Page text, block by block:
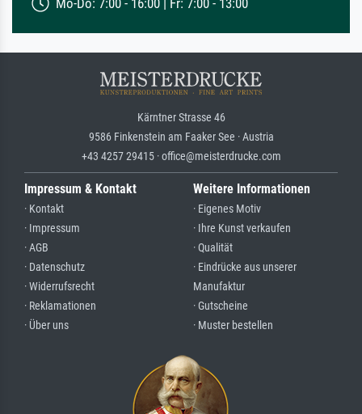
Mo-Do: 7:00 - 16:00 | Fr: 7:00 - 13:00
Kärntner Strasse 46
9586 Finkenstein am Faaker See · Austria
+43 4257 29415 · office@meisterdrucke.com
Impressum & Kontakt
· Kontakt
· Impressum
· AGB
· Datenschutz
· Widerrufsrecht
· Reklamationen
· Über uns
Weitere Informationen
· Eigenes Motiv
· Ihre Kunst verkaufen
· Qualität
· Eindrücke aus unserer
Manufaktur
· Gutscheine
· Muster bestellen